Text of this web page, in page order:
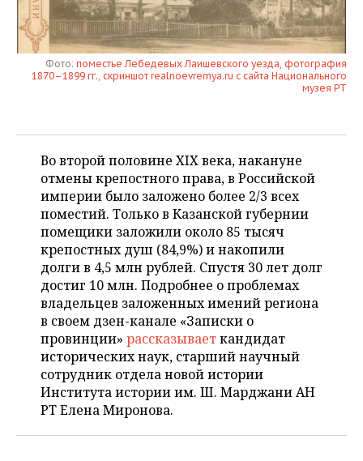
НЕФТЕХИМИЯ
НЕФТЬ
ОПК
РОЗНИЧНАЯ ТОРГОВЛЯ
ТРАНСПОРТ
НОВОСТИ ТЕХНОЛОГИЙ
МЕРОПРИЯТИЯ
НОВОСТИ МЕРОПРИЯТИЙ
ONLINE-КОНФЕРЕНЦИИ
ОТКРЫТАЯ ЛЕКЦИЯ
СПОРТ
ХОККЕЙ
БАСКЕТБОЛ
ВОЛЕЙБОЛ
КИБЕРСПОРТ
ФИГУРНОЕ КАТАНИЕ
ВОДНЫЕ ВИДЫ СПОРТА
ХОККЕЙ С МЯЧОМ
ВЛАСТЬ
ИНФРАСТРУКТУРА
ИСТОРИЯ
КУЛЬТУРА
МЕДИЦИНА
ОБРАЗОВАНИЕ
ПРОИСШЕСТВИЯ
СЮЖЕТЫ
СПРАВОЧНИК
СПИСОК ПЕРСОН
СПИСОК КОМПАНИЙ
ПОЛНАЯ ВЕРСИЯ
Фото: поместье Лебедевых Лаишевского уезда, фотография
1870–1899 гг., скриншот realnoevremya.ru с сайта Национального
музея РТ
Во второй половине XIX века, накануне
отмены крепостного права, в Российской
империи было заложено более 2/3 всех
поместий. Только в Казанской губернии
помещики заложили около 85 тысяч
крепостных душ (84,9%) и накопили
долги в 4,5 млн рублей. Спустя 30 лет долг
достиг 10 млн. Подробнее о проблемах
владельцев заложенных имений региона
в своем дзен-канале «Записки о
провинции» рассказываеткандидат
исторических наук, старший научный
сотрудник отдела новой истории
Института истории им. Ш. Марджани АН
РТ Елена Миронова.